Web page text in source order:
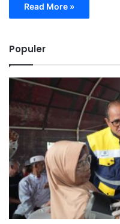
Read More »
Populer